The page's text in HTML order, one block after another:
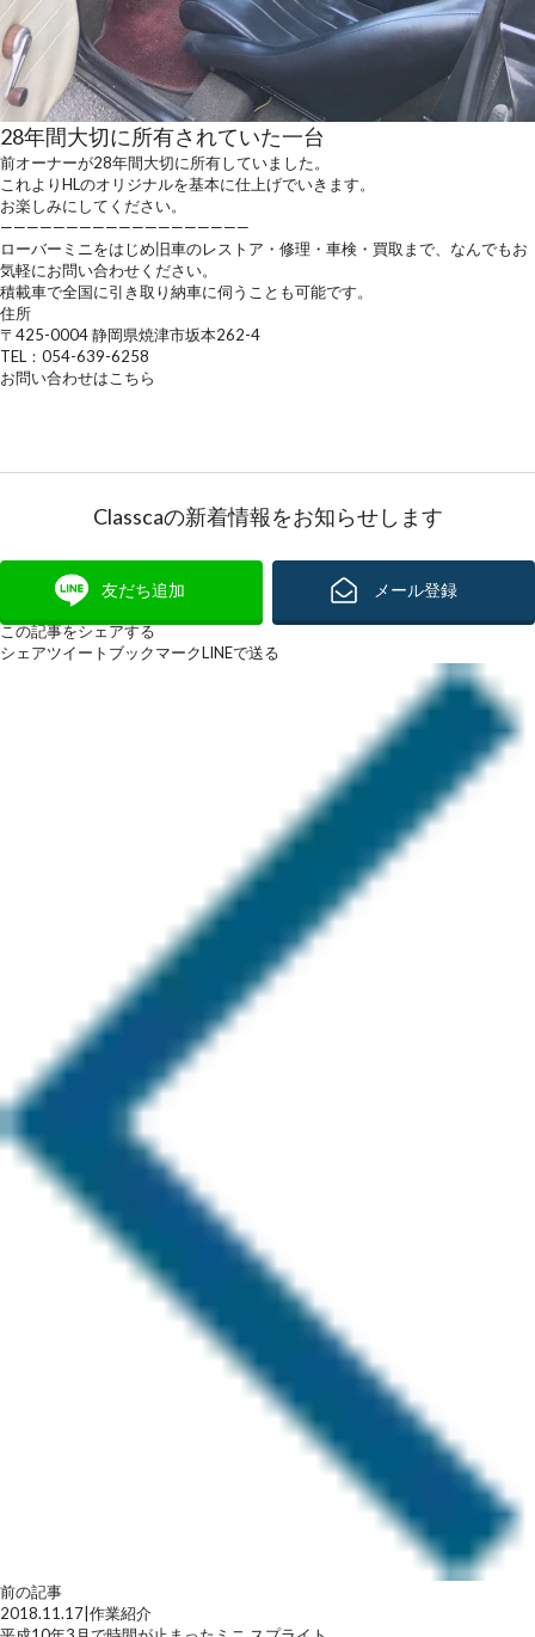
28年間大切に所有されていた一台
前オーナーが28年間大切に所有していました。
これよりHLのオリジナルを基本に仕上げでいきます。
お楽しみにしてください。
———————————————————
ローバーミニをはじめ旧車のレストア・修理・車検・買取まで、なんでもお
気軽にお問い合わせください。
積載車で全国に引き取り納車に伺うことも可能です。
住所
〒425-0004 静岡県焼津市坂本262-4
TEL：054-639-6258
お問い合わせはこちら
Classcaの新着情報をお知らせします
友だち追加 メール登録
この記事をシェアする
シェアツイート ブックマークLINEで送る
前の記事
2018.11.17 作業紹介